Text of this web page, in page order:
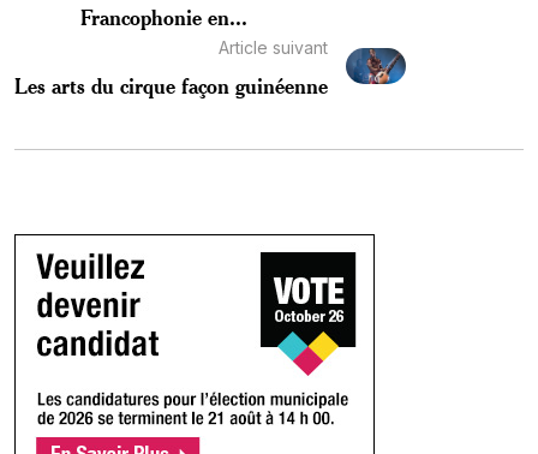
Francophonie en...
Article suivant
Les arts du cirque façon guinéenne